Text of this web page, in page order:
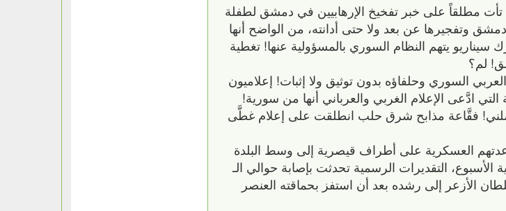
تأت مطلقاً على خبر تفخيخ الإرهابيين في دمشق لطفلة
في دمشق وتفجيرها عن بعد ولا حتى أدانته، من الواضح أنها
يتهم النظام السوري بالمسؤولية عنها! تغطية
لم؟
السوري وحلفاؤه بدون توثيق ولا إثبات! إعلاميون
ادَّعى الإعلام الغربي والعرباني أنها من سورية!
فقَّاعة مذابح شرق حلب انطلقت على إعلام غطَّى
العسكرية على أطراف قيصرية إلى وسط البلدة
الأسبوع، التقديرات الرسمية تحدثت بإصابة حوالي الـ
الأزعر إلى رشده بعد أن استفز بحماقته العنصر